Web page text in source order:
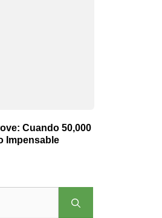
Cuando 50,000
Impensable